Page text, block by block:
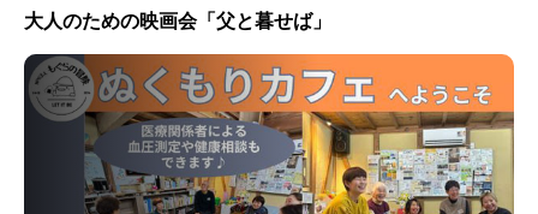
大人のための映画会「父と暮せば」